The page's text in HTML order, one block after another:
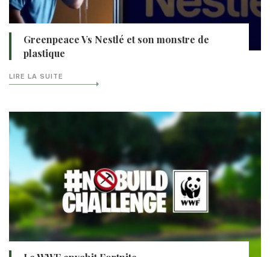
Greenpeace Vs Nestlé et son monstre de
plastique
LIRE LA SUITE